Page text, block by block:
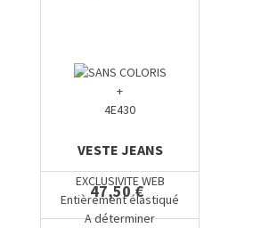
+
4E430
VESTE JEANS
47,50 €
EXCLUSIVITE WEB
Entièrement élastiqué
A déterminer